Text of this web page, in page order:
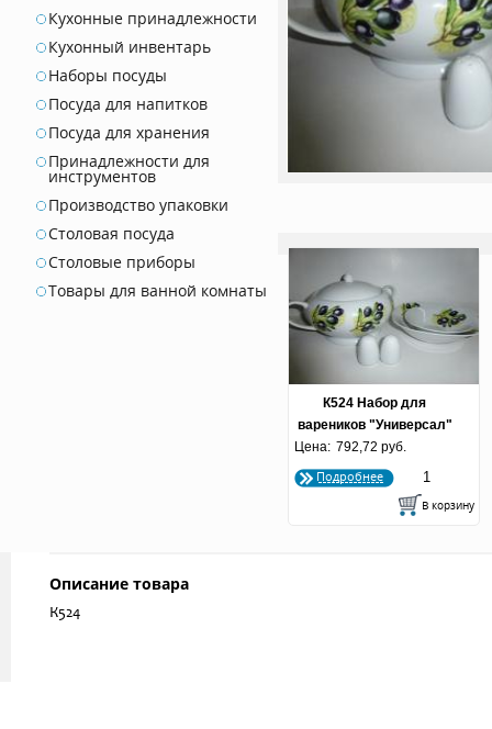
Кухонные принадлежности
Кухонный инвентарь
Наборы посуды
Посуда для напитков
Посуда для хранения
Принадлежности для
инструментов
Производство упаковки
Столовая посуда
Столовые приборы
Товары для ванной комнаты
К524 Набор для
вареников "Универсал"
Цена: 792,72 руб.
Подробнее
Описание товара
К524